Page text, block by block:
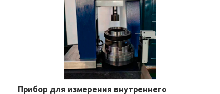
Прибор для измерения внутреннего